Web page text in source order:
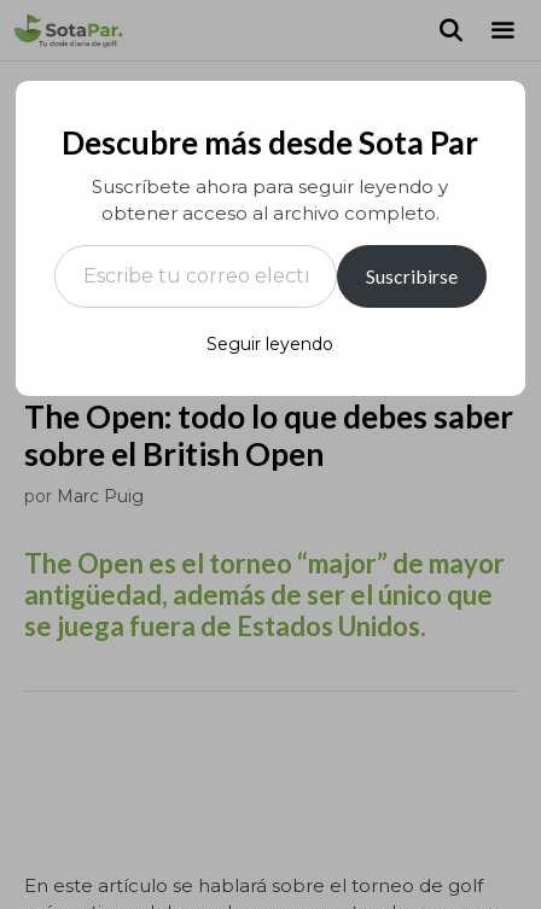
Saltar
The Open: todo lo que debes saber
sobre el British Open
por Marc Puig
The Open es el torneo “major” de mayor
antigüedad, además de ser el único que
se juega fuera de Estados Unidos.
En este artículo se hablará sobre el torneo de golf
Descubre más desde Sota Par
Suscríbete ahora para seguir leyendo y
obtener acceso al archivo completo.
Escribe tu correo electrónico…
Suscribirse
Seguir leyendo